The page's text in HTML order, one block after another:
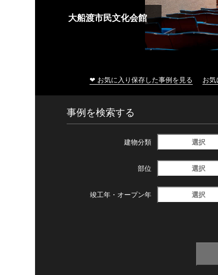
大船渡市民文化会館
❤ お気に入り保存した事例を見る お
事例を検索する
建物分類 選択
部位 選択
竣工年・ オープン年 選択